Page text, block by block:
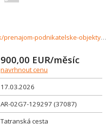
https://www.reality-ruzomberok.sk/prenajom-podnikatelske-objekty-novostavby/Obchodny-priestor-na-hlavnom-tahu-na-prenajom-Tatranska-cesta-Ruzomberok-37087/?utm_source=areality&utm_medium=xml&utm_term=37087&utm_content=pozemok&utm_campaign=portaly
900,00 EUR/měsíc
navrhnout cenu
17.03.2026
AR-02G7-129297 (37087)
Tatranská cesta